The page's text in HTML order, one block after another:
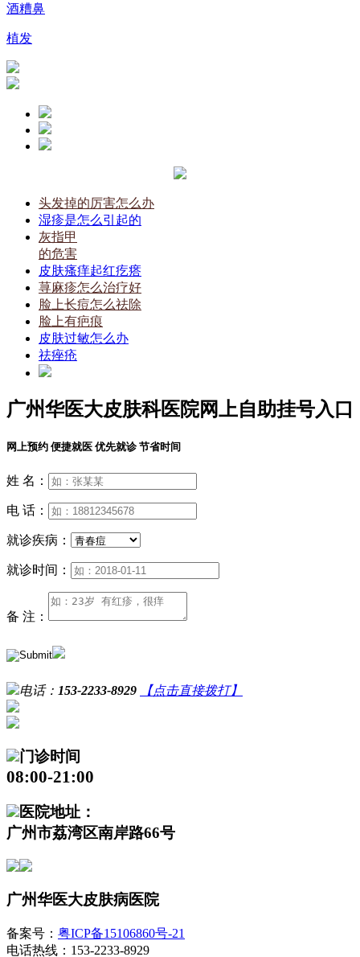
酒糟鼻
植发
头发掉的厉害怎么办
湿疹是怎么引起的
灰指甲
的危害
皮肤瘙痒起红疙瘩
荨麻疹怎么治疗好
脸上长痘怎么祛除
脸上有疤痕
皮肤过敏怎么办
祛痤疮
广州华医大皮肤科医院网上自助挂号入口
网上预约 便捷就医 优先就诊 节省时间
姓 名：
电 话：
就诊疾病：
就诊时间：
备 注：
电话： 153-2233-8929 【点击直接拨打】
门诊时间
08:00-21:00
医院地址：
广州市荔湾区南岸路66号
广州华医大皮肤病医院
备案号： 粤ICP备15106860号-21
电话热线：153-2233-8929